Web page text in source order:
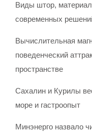
Виды штор,
современных
Вычислительная
поведенческий
пространстве
Сахалин и Курилы
море и гастроопыт
Минэнерго назвало